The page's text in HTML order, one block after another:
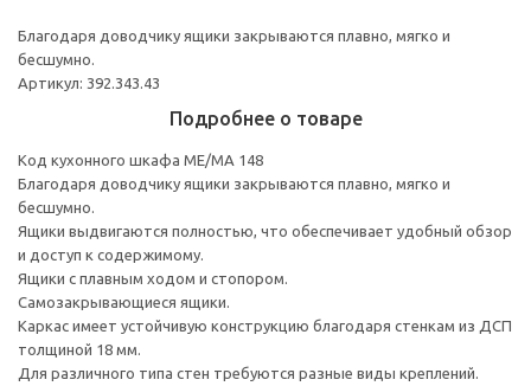
Благодаря доводчику ящики закрываются плавно, мягко и
бесшумно.
Артикул: 392.343.43
Подробнее о товаре
Код кухонного шкафа ME/MA 148
Благодаря доводчику ящики закрываются плавно, мягко и
бесшумно.
Ящики выдвигаются полностью, что обеспечивает удобный обзор
и доступ к содержимому.
Ящики с плавным ходом и стопором.
Самозакрывающиеся ящики.
Каркас имеет устойчивую конструкцию благодаря стенкам из ДСП
толщиной 18 мм.
Для различного типа стен требуются разные виды креплений.